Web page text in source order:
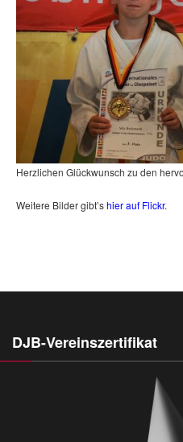
Herzlichen Glückwunsch zu den
Weitere Bilder gibt’shier auf Flickr.
DJB-Vereinszertifikat